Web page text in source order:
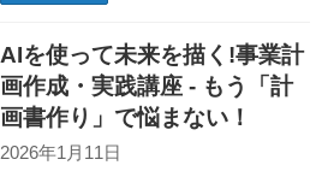
AIを使って未来を描く!事業計
画作成・実践講座 - もう「計
画書作り」で悩まない！
2026年1月11日